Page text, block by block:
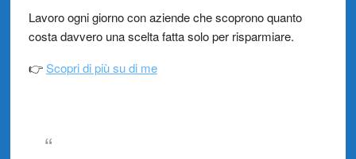
Lavoro ogni giorno con aziende che scoprono quanto
costa davvero una scelta fatta solo per risparmiare.
👉Scopri di più su di me